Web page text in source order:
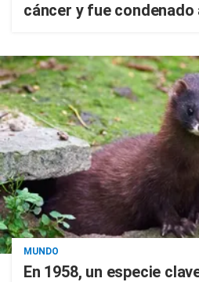
cáncer y fue condenado
MUNDO
En 1958, un especie